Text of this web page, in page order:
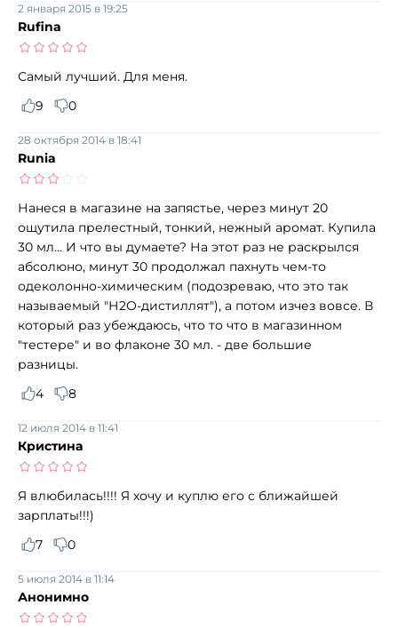
Rufina
2 января 2015 в 19:25
Самый лучший. Для меня.
9
0
Runia
28 октября 2014 в 18:41
Нанеся в магазине на запястье, через минут 20
ощутила прелестный, тонкий, нежный аромат. Купила
30 мл... И что вы думаете? На этот раз не раскрылся
абсолюно, минут 30 продолжал пахнуть чем-то
одеколонно-химическим (подозреваю, что это так
называемый "Н2О-дистиллят"), а потом изчез вовсе. В
который раз убеждаюсь, что то что в магазинном
"тестере" и во флаконе 30 мл. - две большие
разницы.
4
8
Кристина
12 июля 2014 в 11:41
Я влюбилась!!!! Я хочу и куплю его с ближайшей
зарплаты!!!)
7
0
Анонимно
5 июля 2014 в 11:14